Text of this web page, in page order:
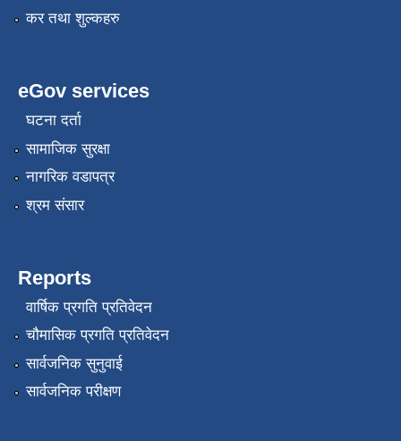
कर तथा शुल्कहरु
eGov services
घटना दर्ता
सामाजिक सुरक्षा
नागरिक वडापत्र
श्रम संसार
Reports
वार्षिक प्रगति प्रतिवेदन
चौमासिक प्रगति प्रतिवेदन
सार्वजनिक सुनुवाई
सार्वजनिक परीक्षण